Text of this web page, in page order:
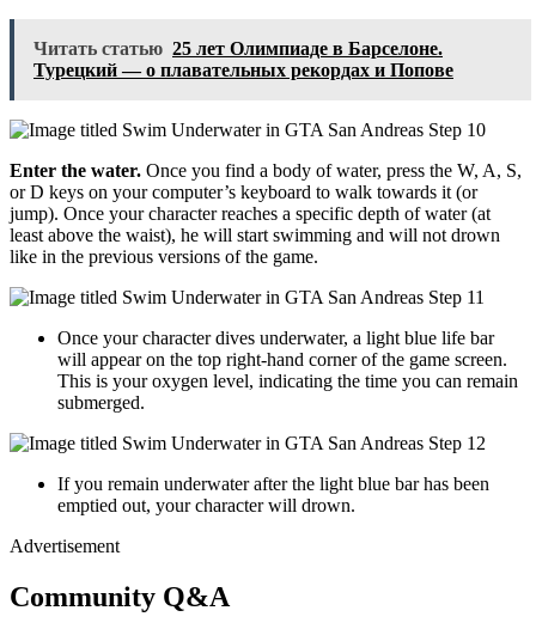
Читать статью 25 лет Олимпиаде в Барселоне.
Турецкий — о плавательных рекордах и Попове
Enter the water. Once you find a body of water, press the W, A, S,
or D keys on your computer’s keyboard to walk towards it (or
jump). Once your character reaches a specific depth of water (at
least above the waist), he will start swimming and will not drown
like in the previous versions of the game.
Once your character dives underwater, a light blue life bar
will appear on the top right-hand corner of the game screen.
This is your oxygen level, indicating the time you can remain
submerged.
If you remain underwater after the light blue bar has been
emptied out, your character will drown.
Advertisement
Community Q&A